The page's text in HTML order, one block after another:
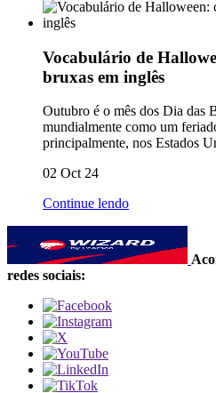
Vocabulário de
bruxas em inglês
Outubro é o mês dos Dia das
mundialmente como um
principalmente, nos Estados
02 Oct 24
Continue lendo
redes sociais: